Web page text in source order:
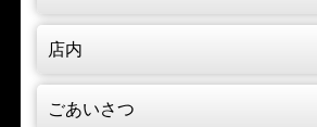
店内
ごあいさつ